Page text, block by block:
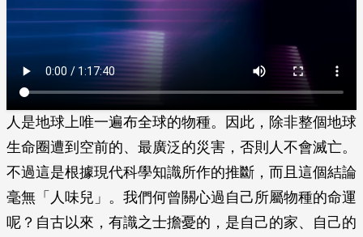
人是地球上唯一遍布全球的物種。因此，除非整個地球
生命圈遭到空前的、最廣泛的災害，否則人不會滅亡。
不過這是根據現代科學知識所作的推斷，而且這個結論
毫無「人味兒」。我們何曾關心過自己所屬物種的命運
呢？自古以來，有識之士擔憂的，是自己的家、自己的